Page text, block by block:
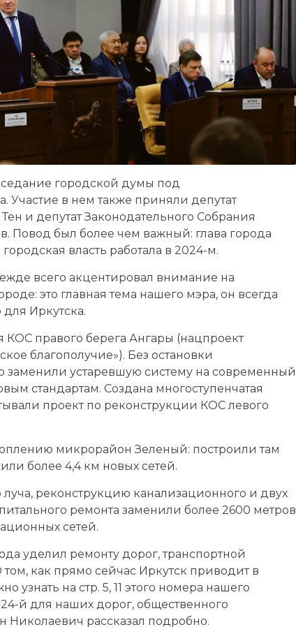
городской думы под
Участие в нем также приняли депутат
и депутат Законодательного Собрания
Повод был более чем важный: глава города
власть работала в 2024-м.
всего акцентировал внимание на
это главная тема нашего мэра, он всегда
Иркутска.
правого берега Ангары (нацпроект
благополучие»). Без остановки
заменили устаревшую систему на современный
стандартам. Создана многоступенчатая
проект по реконструкции КОС левого
микрорайон Зеленый: построили там
более 4,4 км новых сетей.
реконструкцию канализационного и двух
ремонта заменили более 2600 метров
сетей.
уделил ремонту дорог, транспортной
том, как прямо сейчас Иркутск приводит в
на стр. 5, 11 этого номера нашего
й для наших дорог, общественного
Николаевич рассказал подробно.